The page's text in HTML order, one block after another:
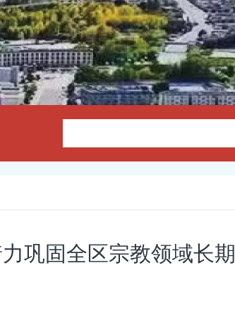
巩固全区宗教领域长期